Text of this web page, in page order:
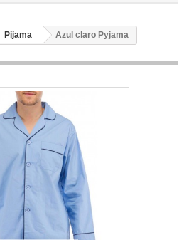
Pijama Azul claro Pyjama